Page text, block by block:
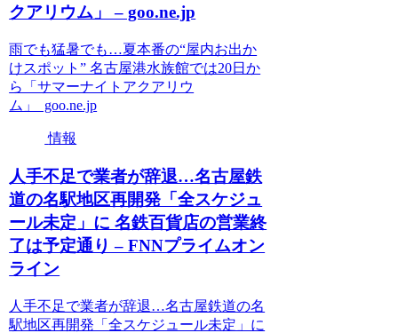
クアリウム」 – goo.ne.jp
雨でも猛暑でも…夏本番の“屋内お出か
けスポット” 名古屋港水族館では20日か
ら「サマーナイトアクアリウ
ム」 goo.ne.jp
情報
人手不足で業者が辞退…名古屋鉄
道の名駅地区再開発「全スケジュ
ール未定」に 名鉄百貨店の営業終
了は予定通り – FNNプライムオン
ライン
人手不足で業者が辞退…名古屋鉄道の名
駅地区再開発「全スケジュール未定」に